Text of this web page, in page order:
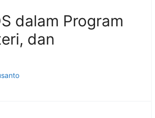
dalam Program
dan